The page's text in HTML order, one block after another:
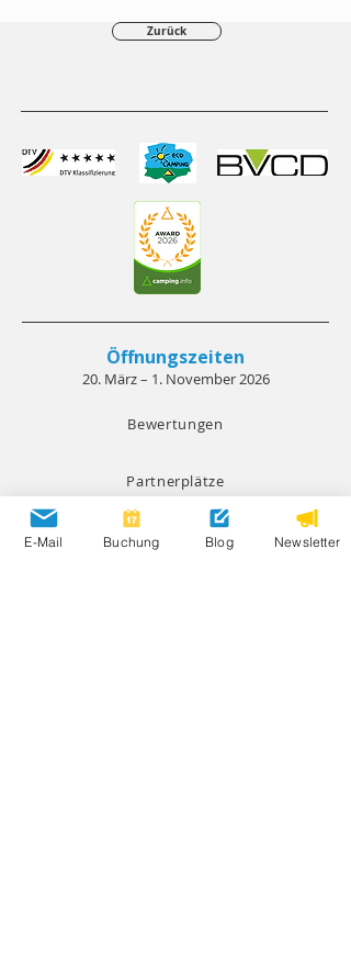
Zurück
Öffnungszeiten
20. März – 1. November 2026
Bewertungen
Partnerplätze
Umweltschutz
E-Mail Buchung Blog Newsletter